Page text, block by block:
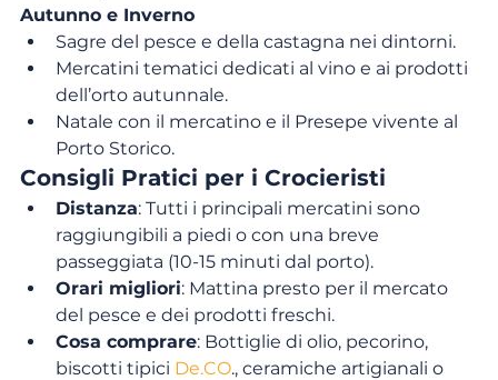
Autunno e Inverno
Sagre del pesce e della castagna nei dintorni.
Mercatini tematici dedicati al vino e ai prodotti
dell’orto autunnale.
Natale con il mercatino e il Presepe vivente al
Porto Storico.
Consigli Pratici per i Crocieristi
Distanza: Tutti i principali mercatini sono
raggiungibili a piedi o con una breve
passeggiata (10-15 minuti dal porto).
Orari migliori: Mattina presto per il mercato
del pesce e dei prodotti freschi.
Cosa comprare: Bottiglie di olio, pecorino,
biscotti tipici De.CO., ceramiche artigianali o